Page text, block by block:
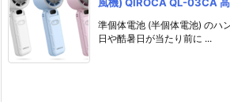
準個体電池 (半個体電池) のハ
日や酷暑日が当たり前に ...